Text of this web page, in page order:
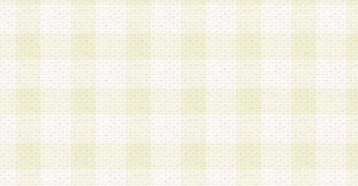
第4条 ログインIDおよびパスワードの管理
1.会員は、会員登録後、本サイト内にて本サービ
加する際には、前条に基づき当社から付与された
スワードを使用するものとします。
2.登録の際に当社が付与したログインIDおよびパ
の使用に関しては、全て会員本人がその責任を負
3.会員は、当社から付与されたログインIDおよび
貸与、名義変更、売買その他形態を問わず第三者